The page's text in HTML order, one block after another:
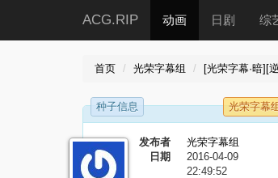
ACG.RIP 动画 日剧 综
首页 光荣字幕组 [光荣字幕·暗][
种子信息 光荣字幕
发布者
光荣字幕组
日期
2016-04-09
22:49:52